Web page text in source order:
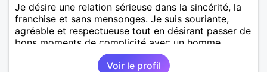
Je désire une relation sérieuse dans la sincérité, la
franchise et sans mensonges. Je suis souriante,
agréable et respectueuse tout en désirant passer de
bons moments de complicité avec un homme
voulant aller dans la même direction que moi.
Voir le profil